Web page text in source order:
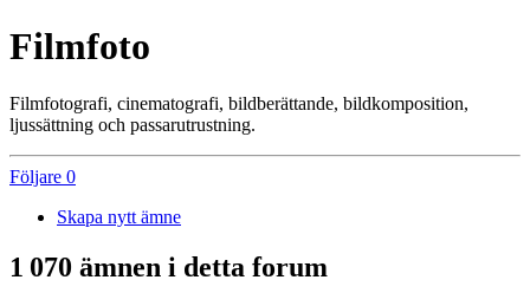
Filmfoto
Filmfotografi, cinematografi, bildberättande, bildkomposition,
ljussättning och passarutrustning.
Följare 0
Skapa nytt ämne
1 070 ämnen i detta forum